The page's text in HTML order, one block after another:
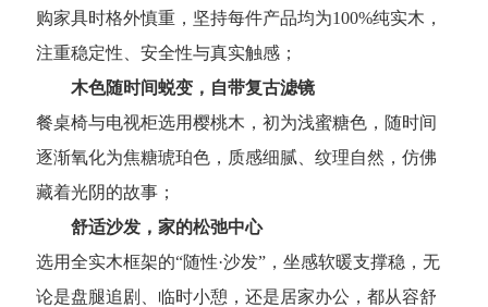
购家具时格外慎重，坚持每件产品均为100%纯实木，
注重稳定性、安全性与真实触感；
木色随时间蜕变，自带复古滤镜
餐桌椅与电视柜选用樱桃木，初为浅蜜糖色，随时间
逐渐氧化为焦糖琥珀色，质感细腻、纹理自然，仿佛
藏着光阴的故事；
舒适沙发，家的松弛中心
选用全实木框架的“随性·沙发”，坐感软暖支撑稳，无
论是盘腿追剧、临时小憩，还是居家办公，都从容舒